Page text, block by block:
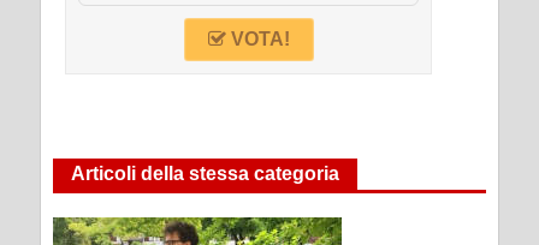
VOTA!
Articoli della stessa categoria